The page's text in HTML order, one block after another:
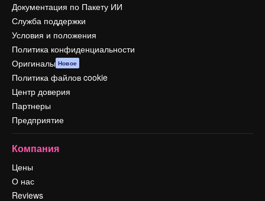
Документация по Пакету ИИ
Служба поддержки
Условия и положения
Политика конфиденциальности
Оригиналы Новое
Политика файлов cookie
Центр доверия
Партнеры
Предприятие
Компания
Цены
О нас
Reviews